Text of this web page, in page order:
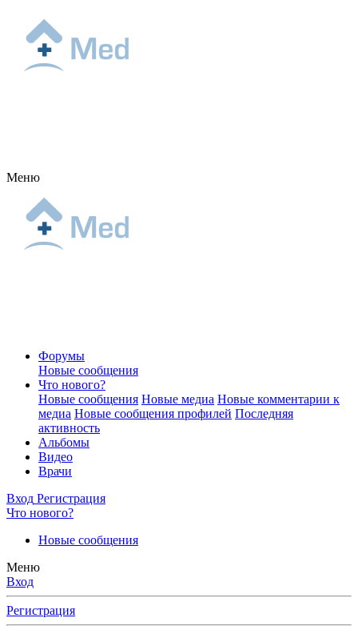
Меню
Форумы
Новые сообщения
Что нового?
Новые сообщения Новые медиа Новые комментарии к
медиа Новые сообщения профилей Последняя
активность
Альбомы
Видео
Врачи
Вход Регистрация
Что нового?
Новые сообщения
Меню
Вход
Регистрация